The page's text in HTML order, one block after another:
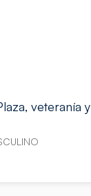
veteranía y